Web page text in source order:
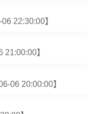
22:30:00】
21:00:00】
06 20:00:00】